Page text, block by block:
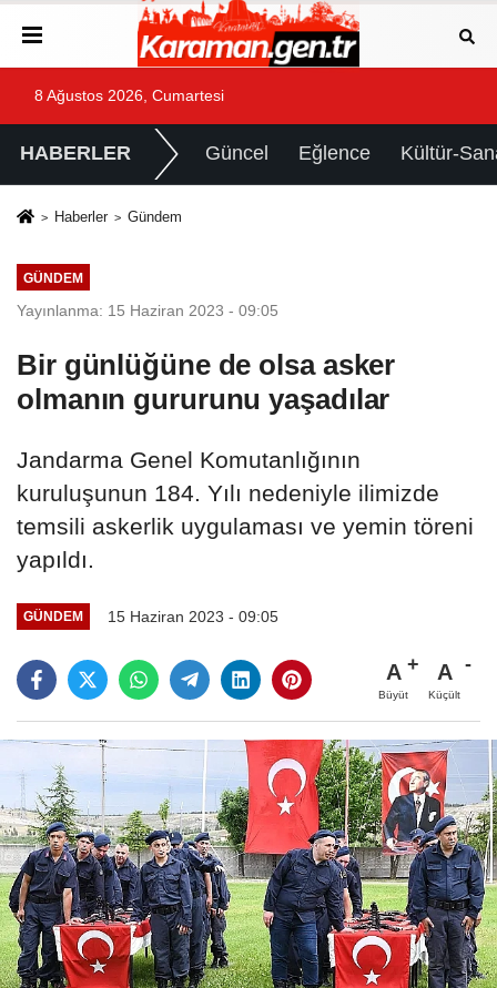
8 Ağustos 2026, Cumartesi
HABERLER Güncel Eğlence Kültür-
Haberler Gündem
GÜNDEM
Yayınlanma: 15 Haziran 2023 - 09:05
Bir günlüğüne de olsa asker
olmanın gururunu yaşadılar
Jandarma Genel Komutanlığının
kuruluşunun 184. Yılı nedeniyle ilimizde
temsili askerlik uygulaması ve yemin töreni
yapıldı.
GÜNDEM 15 Haziran 2023 - 09:05
A
Büyüt
A
Küçült